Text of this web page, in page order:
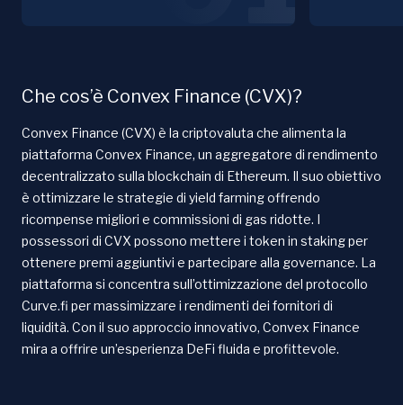
Che cos’è Convex Finance (CVX)?
Convex Finance (CVX) è la criptovaluta che alimenta la
piattaforma Convex Finance, un aggregatore di rendimento
decentralizzato sulla blockchain di Ethereum. Il suo obiettivo
è ottimizzare le strategie di yield farming offrendo
ricompense migliori e commissioni di gas ridotte. I
possessori di CVX possono mettere i token in staking per
ottenere premi aggiuntivi e partecipare alla governance. La
piattaforma si concentra sull’ottimizzazione del protocollo
Curve.fi per massimizzare i rendimenti dei fornitori di
liquidità. Con il suo approccio innovativo, Convex Finance
mira a offrire un’esperienza DeFi fluida e profittevole.